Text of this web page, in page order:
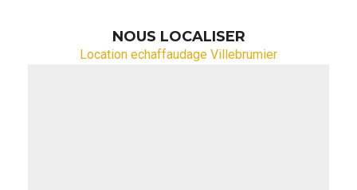
NOUS LOCALISER
Location echaffaudage Villebrumier